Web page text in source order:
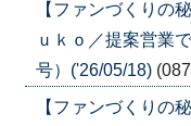
【ファンづくり
ｕｋｏ／提案営業
号）('26/05/18)
【ファンづくり